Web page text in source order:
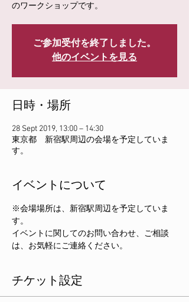
のワークショップです。
ご参加受付を終了しました。
他のイベントを見る
日時・場所
28 Sept 2019, 13:00 – 14:30
東京都 新宿駅周辺の会場を予定していま
す。
イベントについて
※会場場所は、新宿駅周辺を予定していま
す。
イベントに関してのお問い合わせ、ご相談
は、お気軽にご連絡ください。
チケット設定